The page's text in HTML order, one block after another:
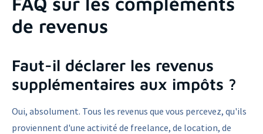
de revenus
Faut-il déclarer les revenus
supplémentaires aux impôts ?
Oui, absolument. Tous les revenus que vous percevez, qu'ils
proviennent d'une activité de freelance, de location, de